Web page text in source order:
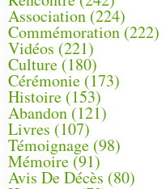
Association (224)
Commémoration(222)
Vidéos (221)
Culture(180)
Cérémonie (173)
Histoire (153)
Abandon(121)
Livres (107)
Témoignage (98)
Mémoire (91)
Avis De Décès (80)